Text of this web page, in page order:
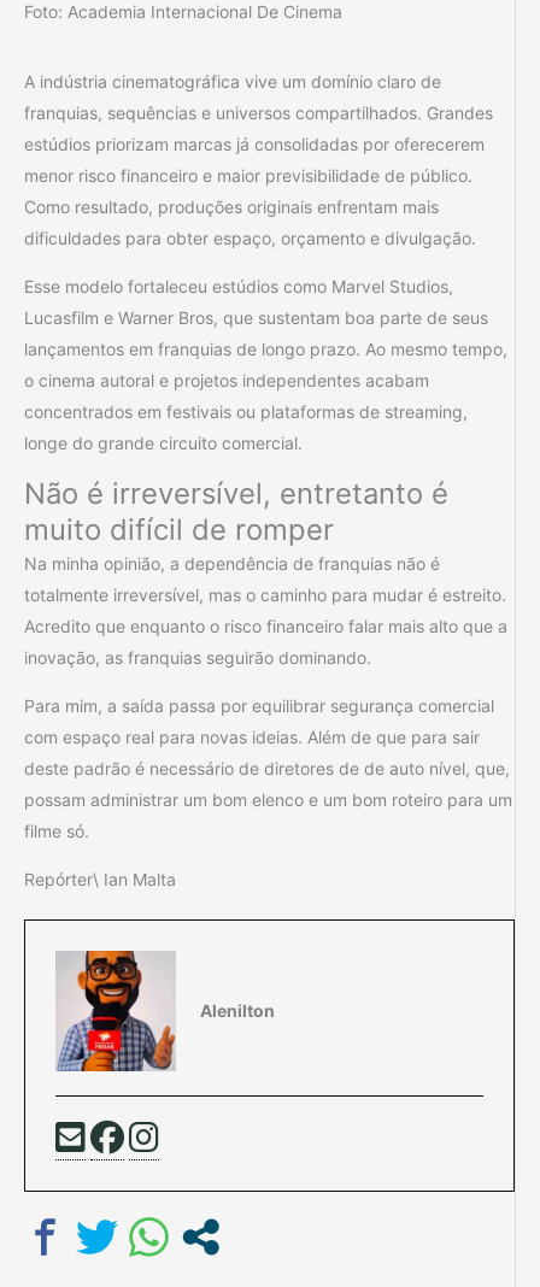
Foto: Academia Internacional De Cinema
A indústria cinematográfica vive um domínio claro de
franquias, sequências e universos compartilhados. Grandes
estúdios priorizam marcas já consolidadas por oferecerem
menor risco financeiro e maior previsibilidade de público.
Como resultado, produções originais enfrentam mais
dificuldades para obter espaço, orçamento e divulgação.
Esse modelo fortaleceu estúdios como Marvel Studios,
Lucasfilm e Warner Bros, que sustentam boa parte de seus
lançamentos em franquias de longo prazo. Ao mesmo tempo,
o cinema autoral e projetos independentes acabam
concentrados em festivais ou plataformas de streaming,
longe do grande circuito comercial.
Não é irreversível, entretanto é
muito difícil de romper
Na minha opinião, a dependência de franquias não é
totalmente irreversível, mas o caminho para mudar é estreito.
Acredito que enquanto o risco financeiro falar mais alto que a
inovação, as franquias seguirão dominando.
Para mim, a saída passa por equilibrar segurança comercial
com espaço real para novas ideias. Além de que para sair
deste padrão é necessário de diretores de de auto nível, que,
possam administrar um bom elenco e um bom roteiro para um
filme só.
Repórter\ Ian Malta
Alenilton